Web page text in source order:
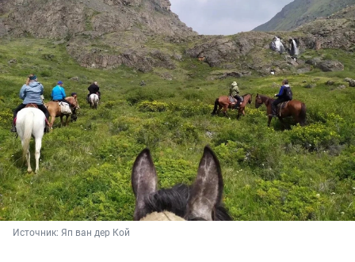
Источник: Яп ван дер Кой